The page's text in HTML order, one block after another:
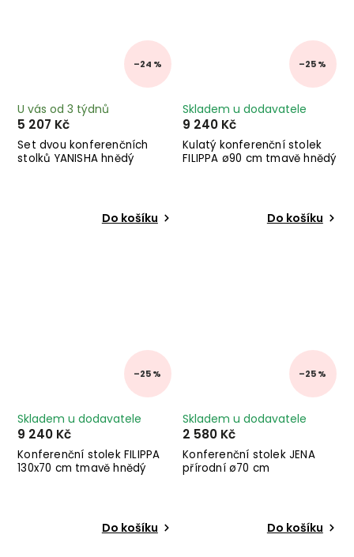
–24 %
Set dvou konferenčních
stolků YANISHA hnědý
U vás od 3 týdnů
5 207 Kč
Do košíku
–25 %
Kulatý konferenční stolek
FILIPPA ø90 cm tmavě hnědý
Skladem u dodavatele
9 240 Kč
Do košíku
–25 %
Konferenční stolek FILIPPA
130x70 cm tmavě hnědý
Skladem u dodavatele
9 240 Kč
Do košíku
–25 %
Konferenční stolek JENA
přírodní ø70 cm
Skladem u dodavatele
2 580 Kč
Do košíku